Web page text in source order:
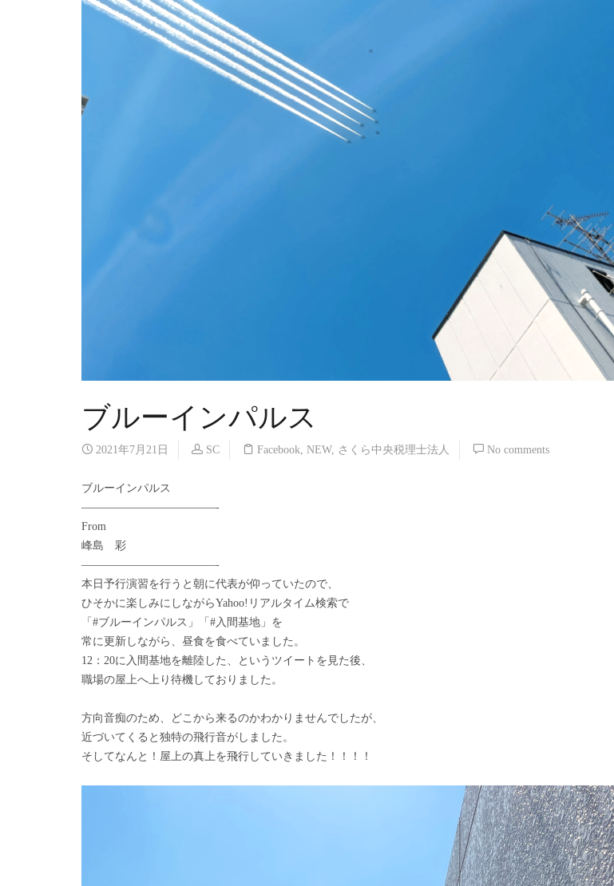
ブルーインパルス
2021年7月21日 SC Facebook, NEW, さくら中央税理士法人 No comments
ブルーインパルス
————————————-
From
峰島 彩
————————————-
本日予行演習を行うと朝に代表が仰っていたので、
ひそかに楽しみにしながらYahoo!リアルタイム検索で
「#ブルーインパルス」「#入間基地」を
常に更新しながら、昼食を食べていました。
12：20に入間基地を離陸した、というツイートを見た後、
職場の屋上へ上り待機しておりました。
方向音痴のため、どこから来るのかわかりませんでしたが、
近づいてくると独特の飛行音がしました。
そしてなんと！屋上の真上を飛行していきました！！！！